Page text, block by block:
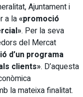
Ajuntament i
a la«promoció
. Per la seva
del Mercat
d’un programa
clients». D’aquesta
la mateixa finalitat.